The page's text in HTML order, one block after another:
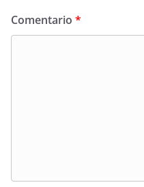
Comentario *